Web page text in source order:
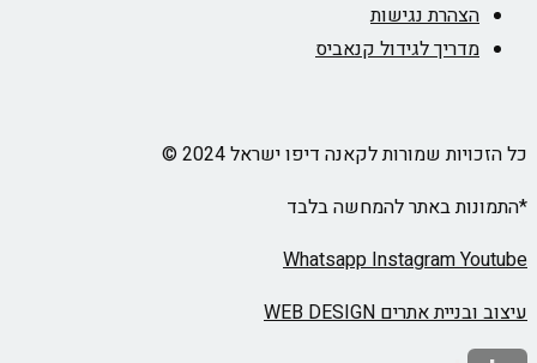
הצהרת נגישות
מדריך לגידול קנאביס
כל הזכויות שמורות לקאנה דיפו ישראל 2024 ©
*התמונות באתר להמחשה בלבד
WhatsappInstagramYoutube
עיצוב ובניית אתרים WEB DESIGN